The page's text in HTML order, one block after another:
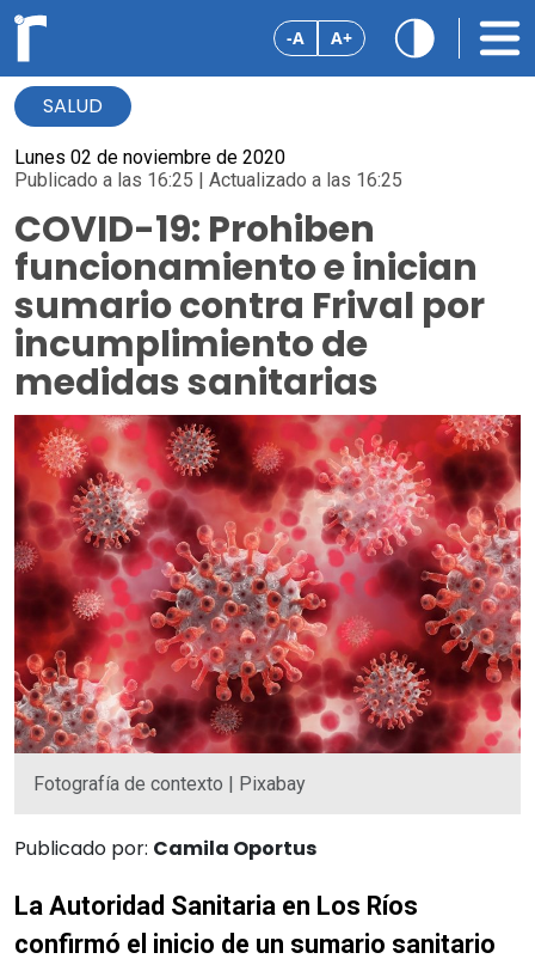
-A A+
SALUD
Lunes 02 de noviembre de 2020
Publicado a las 16:25 | Actualizado a las 16:25
COVID-19: Prohiben
funcionamiento e inician
sumario contra Frival por
incumplimiento de
medidas sanitarias
Fotografía de contexto | Pixabay
Publicado por: Camila Oportus
La Autoridad Sanitaria en Los Ríos
confirmó el inicio de un sumario sanitario